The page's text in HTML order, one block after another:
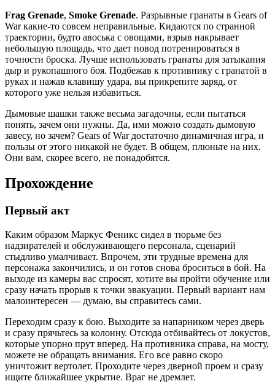
Frag Grenade, Smoke Grenade. Разрывные гранаты в Gears of
War какие-то совсем неправильные. Кидаются по странной
траектории, будто авоська с овощами, взрыв накрывает
небольшую площадь, что дает повод потренироваться в
точности броска. Лучше использовать гранаты для затыкания
дыр и рукопашного боя. Подбежав к противнику с гранатой в
руках и нажав клавишу удара, вы прикрепите заряд, от
которого уже нельзя избавиться.
Дымовые шашки также весьма загадочны, если пытаться
понять, зачем они нужны. Да, ими можно создать дымовую
завесу, но зачем? Gears of War достаточно динамичная игра, и
пользы от этого никакой не будет. В общем, плюньте на них.
Они вам, скорее всего, не понадобятся.
Прохождение
Первый акт
Каким образом Маркус Феникс сидел в тюрьме без
надзирателей и обслуживающего персонала, сценарий
стыдливо умалчивает. Впрочем, эти трудные времена для
персонажа закончились, и он готов снова броситься в бой. На
выходе из камеры вас спросят, хотите вы пройти обучение или
сразу начать прорыв к точки эвакуации. Первый вариант нам
малоинтересен — думаю, вы справитесь сами.
Переходим сразу к бою. Выходите за напарником через дверь
и сразу прячьтесь за колонну. Отсюда отбивайтесь от локустов,
которые упорно прут вперед. На противника справа, на мосту,
можете не обращать внимания. Его все равно скоро
уничтожит вертолет. Проходите через дверной проем и сразу
ищите ближайшее укрытие. Враг не дремлет.